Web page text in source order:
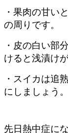
・果肉の甘い
の周りです。
・皮の白い部
けると浅漬け
・スイカは追
にしましょう。
先日熱中症に